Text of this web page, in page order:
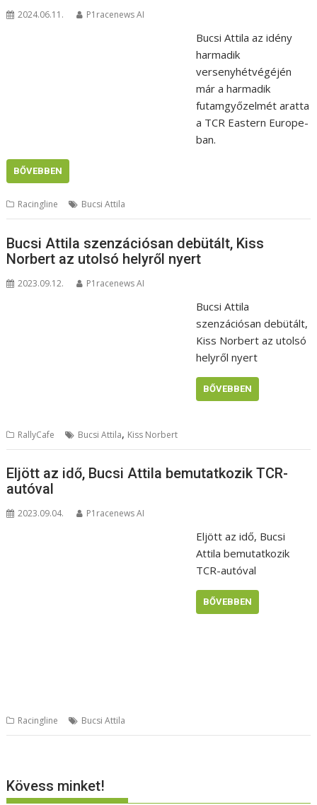
2024.06.11. P1racenews AI
Bucsi Attila az idény
harmadik
versenyhétvégéjén
már a harmadik
futamgyőzelmét aratta
a TCR Eastern Europe-
ban.
BŐVEBBEN
Racingline Bucsi Attila
Bucsi Attila szenzációsan debütált, Kiss
Norbert az utolsó helyről nyert
2023.09.12. P1racenews AI
Bucsi Attila
szenzációsan debütált,
Kiss Norbert az utolsó
helyről nyert
BŐVEBBEN
RallyCafe Bucsi Attila, Kiss Norbert
Eljött az idő, Bucsi Attila bemutatkozik TCR-
autóval
2023.09.04. P1racenews AI
Eljött az idő, Bucsi
Attila bemutatkozik
TCR-autóval
BŐVEBBEN
Racingline Bucsi Attila
Kövess minket!